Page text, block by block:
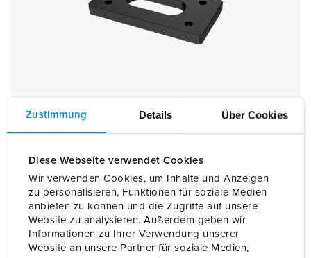
Zustimmung Details Über Cookies
Diese Webseite verwendet Cookies
Wir verwenden Cookies, um Inhalte und Anzeigen
zu personalisieren, Funktionen für soziale Medien
anbieten zu können und die Zugriffe auf unsere
Website zu analysieren. Außerdem geben wir
Informationen zu Ihrer Verwendung unserer
Website an unsere Partner für soziale Medien,
Plaque de fixation AMEDIO/socle de
Référence18590
VERS LE PRODUIT